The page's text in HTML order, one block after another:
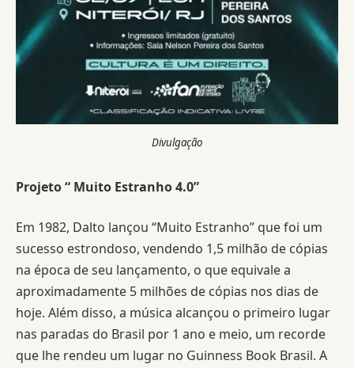
Divulgação
Projeto “ Muito Estranho 4.0”
Em 1982, Dalto lançou “Muito Estranho” que foi um
sucesso estrondoso, vendendo 1,5 milhão de cópias
na época de seu lançamento, o que equivale a
aproximadamente 5 milhões de cópias nos dias de
hoje. Além disso, a música alcançou o primeiro lugar
nas paradas do Brasil por 1 ano e meio, um recorde
que lhe rendeu um lugar no Guinness Book Brasil. A